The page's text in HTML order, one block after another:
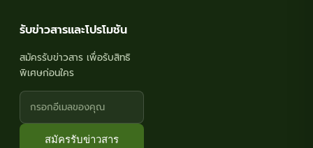
รับข่าวสารและโปรโมชัน
สมัครรับข่าวสาร เพื่อรับสิทธิ
พิเศษก่อนใคร
สมัครรับข่าวสาร